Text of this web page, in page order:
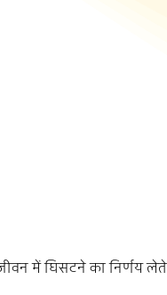
में घिसटने का निर्णय लेते